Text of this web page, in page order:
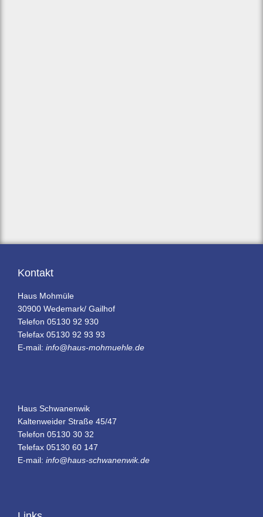
Kontakt
Haus Mohmüle
30900 Wedemark/ Gailhof
Telefon 05130 92 930
Telefax 05130 92 93 93
E-mail: info@haus-mohmuehle.de
Haus Schwanenwik
Kaltenweider Straße 45/47
Telefon 05130 30 32
Telefax 05130 60 147
E-mail: info@haus-schwanenwik.de